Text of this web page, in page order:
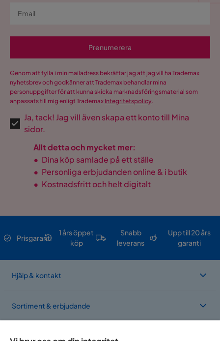
Prenumerera
Genom att fylla i min mailadress bekräftar jag att jag vill ha Trademax
nyhetsbrev och godkänner att Trademax behandlar mina
personuppgifter för att kunna skicka marknadsföringsmaterial som
anpassats till mig enligt Trademax Integritetspolicy.
Ja, tack! Jag vill även skapa ett konto till Mina
sidor.
Allt detta och mycket mer:
• Dina köp samlade på ett ställe
• Personliga erbjudanden online & i butik
• Kostnadsfritt och helt digitalt
Prisgaranti
1 års öppet
köp
Snabb
leverans
Upp till 20 års
garanti
Hjälp & kontakt
Sortiment & erbjudande